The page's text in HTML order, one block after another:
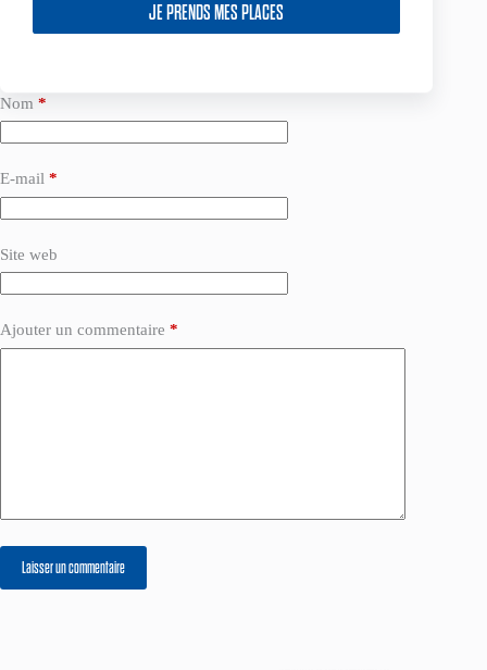
JE PRENDS MES PLACES
Laisser un commentaire
Nom *
E-mail *
Site web
Ajouter un commentaire *
Laisser un commentaire